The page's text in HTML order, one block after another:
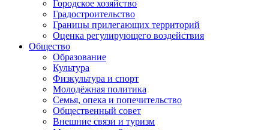
Городское хозяйство
Градостроительство
Границы прилегающих территорий
Оценка регулирующего воздействия
Общество
Образование
Культура
Физкультура и спорт
Молодёжная политика
Семья, опека и попечительство
Общественный совет
Внешние связи и туризм